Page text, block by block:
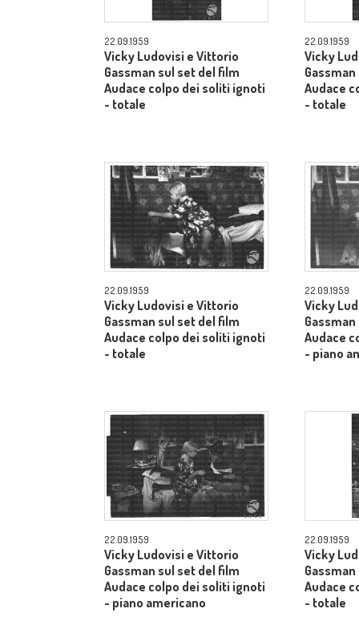
22.09.1959
Vicky Ludovisi e Vittorio
Gassman sul set del film
Audace colpo dei soliti ignoti
- totale
22.09.1959
Vicky
Audace
- totale
22.09.1959
Vicky Ludovisi e Vittorio
Gassman sul set del film
Audace colpo dei soliti ignoti
- totale
22.09.1959
Vicky
Audace
- piano
22.09.1959
Vicky Ludovisi e Vittorio
Gassman sul set del film
Audace colpo dei soliti ignoti
- piano americano
22.09.1959
Vicky
Audace
- totale